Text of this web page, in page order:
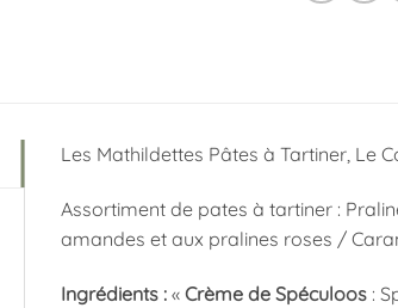
Les Mathildettes Pâtes à Tartiner, Le
Assortiment de pates à tartiner :
amandes et aux pralines roses /
Ingrédients : « Crème de Spéculoos: